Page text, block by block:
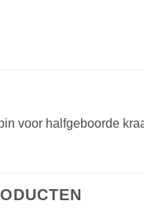
voor halfgeboorde